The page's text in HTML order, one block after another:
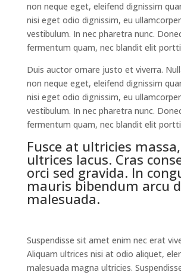
non neque eget, eleifend dignissim
nisi eget odio dignissim, eu
vestibulum. In nec pharetra nunc.
fermentum quam, nec blandit elit
Duis auctor ornare justo et viverra.
non neque eget, eleifend dignissim
nisi eget odio dignissim, eu
vestibulum. In nec pharetra nunc.
fermentum quam, nec blandit elit
Fusce at ultricies
ultrices lacus. Cras
orci sed gravida. In
mauris bibendum arcu
malesuada.
Suspendisse sit amet enim nec erat
Aliquam ultrices nisi at odio aliquet,
malesuada magna ultricies.